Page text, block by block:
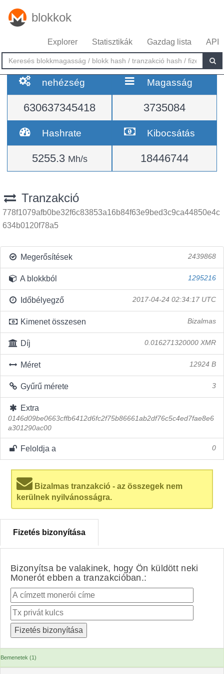
blokkok
Explorer Statisztikák Gazdag lista API
nehézség
630637345418
Magasság
3735084
Hashrate
5255.3 Mh/s
Kibocsátás
18446744
Tranzakció
778f1079afb0be32f6c83853a16b84f63e9bed3c9ca44850e4c
634b0120f78a5
Megerősítések 2439868
A blokkból 1295216
Időbélyegző 2017-04-24 02:34:17 UTC
Kimenet összesen Bizalmas
Díj 0.016271320000 XMR
Méret 12924 B
Gyűrű mérete 3
Extra
0146d09be0663cffb6412d6fc2f75b86661ab2df76c5c4ed7fae8e6
a301290ac00
Feloldja a 0
Bizalmas tranzakció - az összegek nem
kerülnek nyilvánosságra.
Fizetés bizonyítása
Bizonyítsa be valakinek, hogy Ön küldött neki
Monerót ebben a tranzakcióban.:
Bemenetek (1)